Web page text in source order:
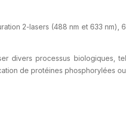
2-lasers (488 nm et 633
divers processus biologiques,
de protéines phosphorylées